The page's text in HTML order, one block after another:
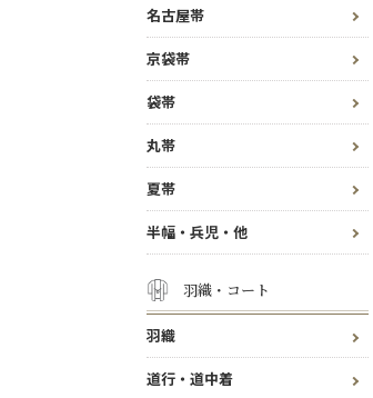
名古屋帯
京袋帯
袋帯
丸帯
夏帯
半幅・兵児・他
羽織・コート
羽織
道行・道中着